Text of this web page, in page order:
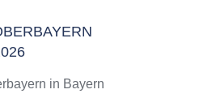
in Bayern